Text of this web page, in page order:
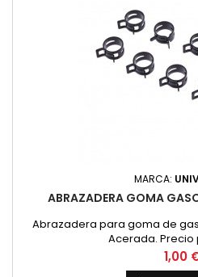
MARCA:
ABRAZADERA GOMA
Abrazadera para goma de
Acerada. Precio
1,00